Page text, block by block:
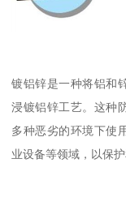
镀铝锌是一种将铝和
浸镀铝锌工艺。这种
多种恶劣的环境下使
业设备等领域，以保